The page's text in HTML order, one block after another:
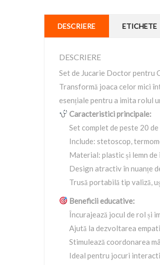
DESCRIERE ETICHETE
DESCRIERE
Set de Jucarie Doctor pentru
Transformă joaca celor mici
esențiale pentru a imita rolul
Caracteristici principale:
Set complet de peste 20
Include: stetoscop,
Material: plastic și lemn
Design atractiv în nuanțe
Trusă portabilă tip valiză,
Beneficii educative:
Încurajează jocul de rol și
Ajută la dezvoltarea
Stimulează coordonarea
Ideal pentru jocuri